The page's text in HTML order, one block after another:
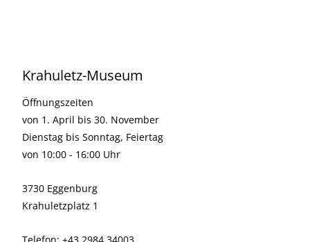
Krahuletz-Museum
Öffnungszeiten
von 1. April bis 30. November
Dienstag bis Sonntag, Feiertag
von 10:00 - 16:00 Uhr
3730 Eggenburg
Krahuletzplatz 1